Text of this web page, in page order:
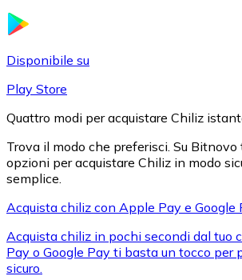
XRP
XRP
Disponibile su
Play Store
Quattro modi per acquistare Chiliz
Trova il modo che preferisci. Su
opzioni per acquistare Chiliz in modo
semplice.
Acquista chiliz con Apple Pay e Google
Acquista chiliz in pochi secondi dal tuo
Pay o Google Pay ti basta un tocco per
sicuro.